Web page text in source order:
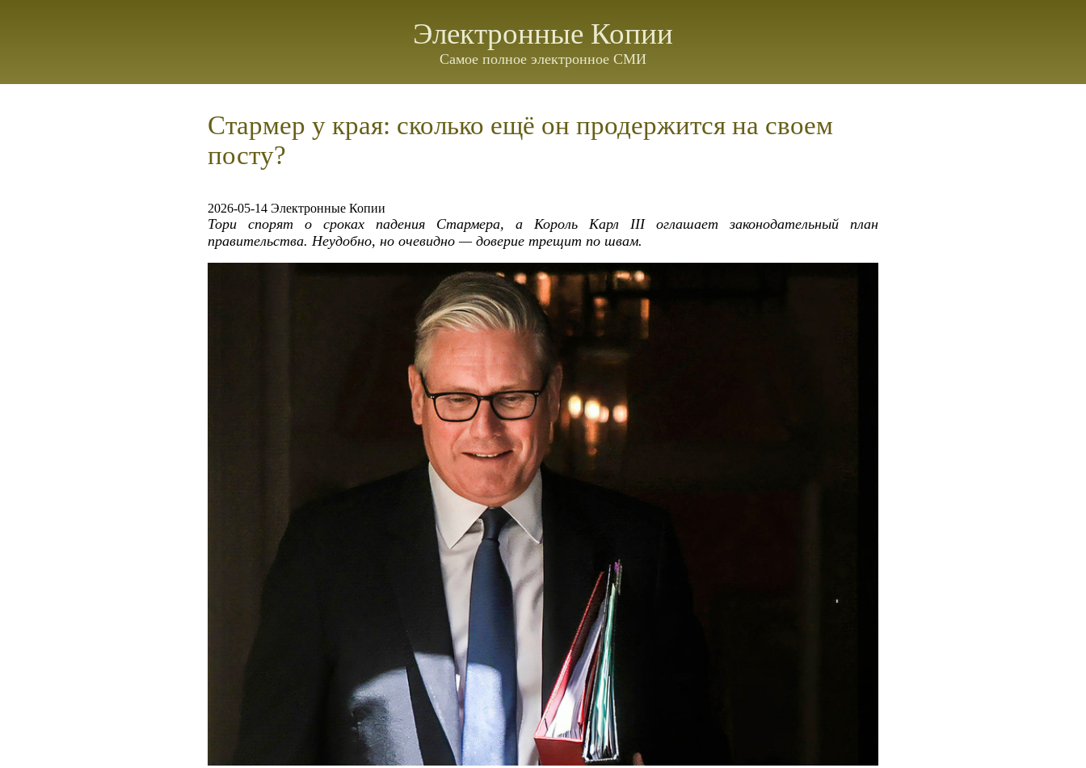
Электронные Копии
Самое полное электронное СМИ
Стармер у края: сколько ещё он продержится на своем
посту?
2026-05-14 Электронные Копии
Тори спорят о сроках падения Стармера, а Король Карл III оглашает законодательный план
правительства. Неудобно, но очевидно — доверие трещит по швам.